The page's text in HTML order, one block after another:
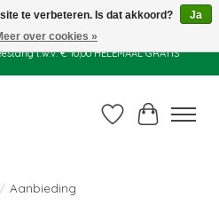
pannen en bij een bestelling van €
t.w.v. € 10,00 HELEMAAL GRATIS
Verlanglijst
/ Aanbieding
te verbeteren. Is dat akkoord?
Ja
over cookies »